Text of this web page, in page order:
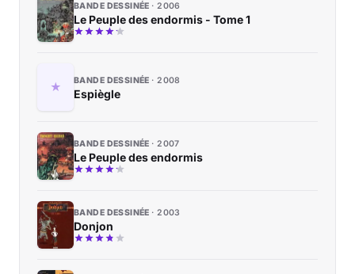
BANDE DESSINÉE 2006
Le Peuple des endormis - Tome 1
BANDE DESSINÉE 2008
Espiègle
BANDE DESSINÉE 2007
Le Peuple des endormis
BANDE DESSINÉE 2003
Donjon